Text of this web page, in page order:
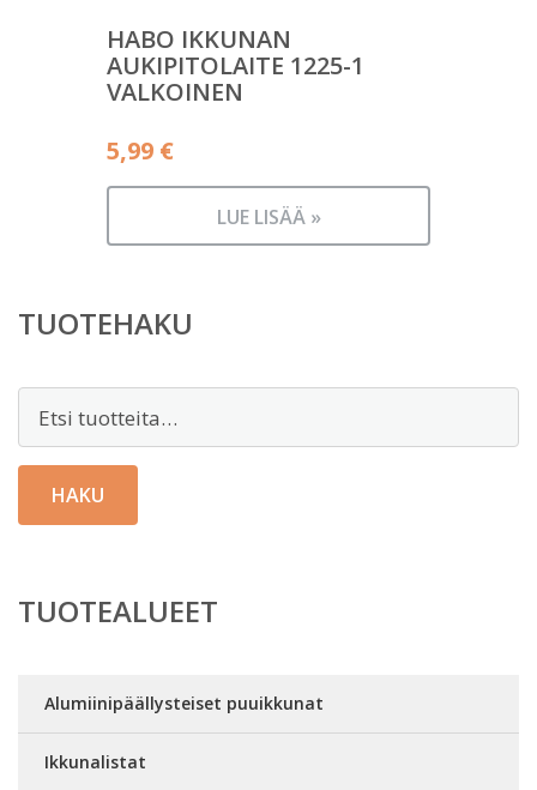
HABO IKKUNAN
AUKIPITOLAITE 1225-1
VALKOINEN
5,99 €
LUE LISÄÄ »
TUOTEHAKU
HAKU
TUOTEALUEET
Alumiinipäällysteiset puuikkunat
Ikkunalistat